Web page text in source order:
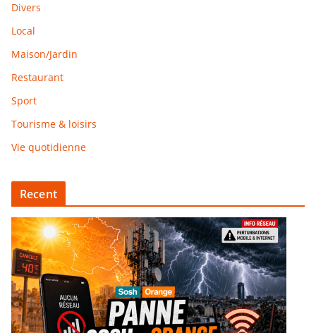
Divers
Local
Maison/Jardin
Restaurant
Sport
Tourisme & loisirs
Vie quotidienne
Recent